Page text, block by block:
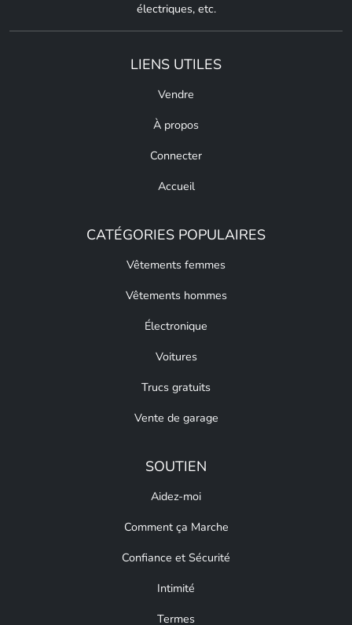
électriques, etc.
LIENS UTILES
Vendre
À propos
Connecter
Accueil
CATÉGORIES POPULAIRES
Vêtements femmes
Vêtements hommes
Électronique
Voitures
Trucs gratuits
Vente de garage
SOUTIEN
Aidez-moi
Comment ça Marche
Confiance et Sécurité
Intimité
Termes